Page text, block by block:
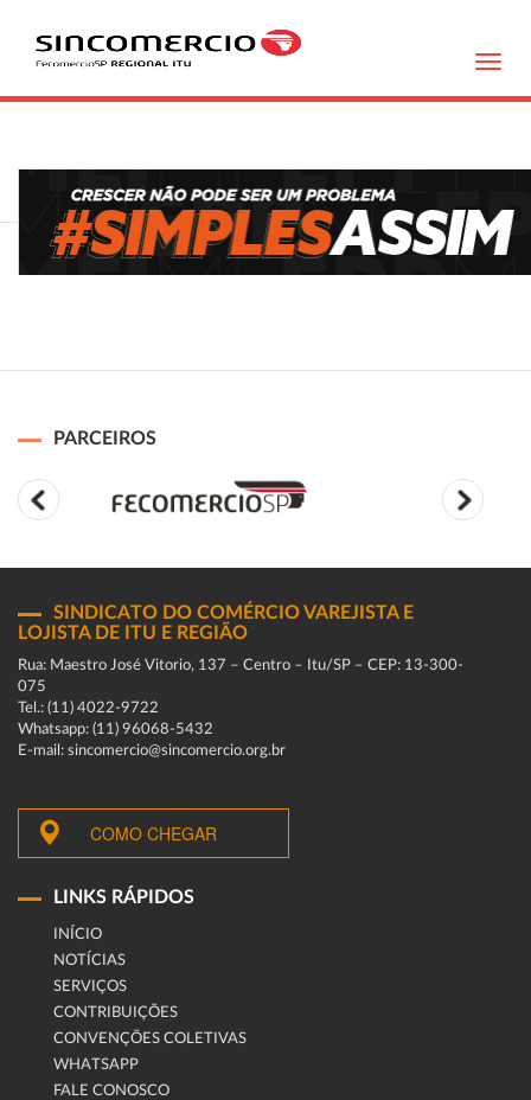
PARCEIROS
SINDICATO DO COMÉRCIO VAREJISTA E
LOJISTA DE ITU E REGIÃO
Rua: Maestro José Vitorio, 137 – Centro – Itu/SP – CEP: 13-300-
075
Tel.: (11) 4022-9722
Whatsapp: (11) 96068-5432
E-mail: sincomercio@sincomercio.org.br
COMO CHEGAR
LINKS RÁPIDOS
INÍCIO
NOTÍCIAS
SERVIÇOS
CONTRIBUIÇÕES
CONVENÇÕES COLETIVAS
WHATSAPP
FALE CONOSCO